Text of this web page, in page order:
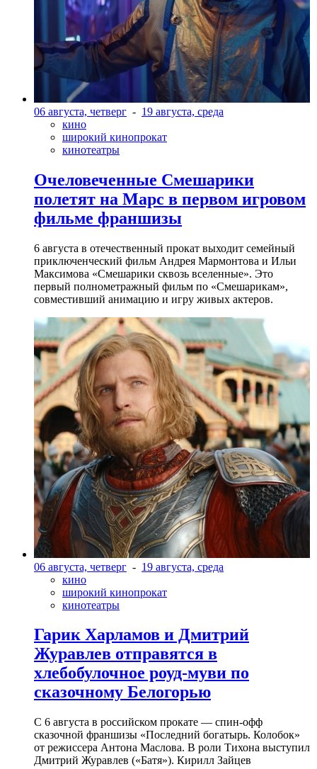
06 августа, четверг - 19 августа, среда
кино
широкий кинопрокат
кинотеатры
Очеловеченные Смешарики
полетят на Марс в первом игровом
фильме франшизы
6 августа в отечественный прокат выходит семейный
приключенческий фильм Андрея Мармонтова и Ильи
Максимова «Смешарики сквозь вселенные». Это
первый полнометражный фильм по «Смешарикам»,
совместивший анимацию и игру живых актеров.
06 августа, четверг - 19 августа, среда
кино
широкий кинопрокат
кинотеатры
Гарик Харламов и Дмитрий
Журавлев отправятся в
хлебобулочное роуд-муви по
сказочному Белогорью
С 6 августа в российском прокате — спин-офф
сказочной франшизы «Последний богатырь. Колобок»
от режиссера Антона Маслова. В роли Тихона выступил
Дмитрий Журавлев («Батя»). Кирилл Зайцев